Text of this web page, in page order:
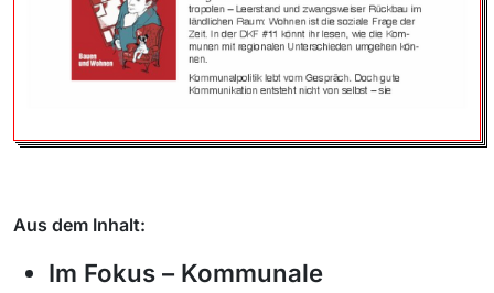
Aus dem Inhalt:
Im Fokus – Kommunale